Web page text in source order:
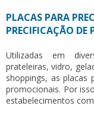
PLACAS PARA
PRECIFICAÇÃO DE
Utilizadas em
prateleiras, vidro,
shoppings, asplacas
promocionais. Por
estabelecimentos